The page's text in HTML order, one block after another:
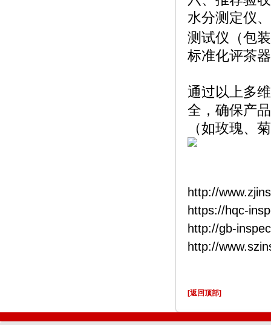
水分测定仪
测试仪（包
标准化评茶
通过以上多
全，确保产
（如玫瑰、
http://
https://hqc-
http://gb-
http://
[返回顶部]